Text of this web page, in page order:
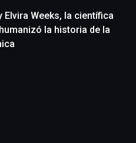
Elvira Weeks, la científica
la historia de la